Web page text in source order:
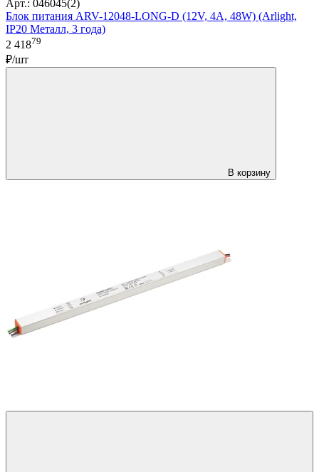
Арт.: 046045(2)
Блок питания ARV-12048-LONG-D (12V, 4A, 48W) (Arlight,
IP20 Металл, 3 года)
2 41879
₽/шт
В корзину